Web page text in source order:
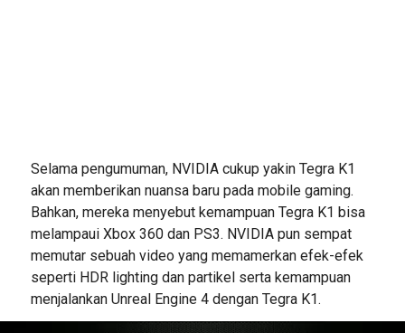
Selama pengumuman, NVIDIA cukup yakin Tegra K1
akan memberikan nuansa baru pada mobile gaming.
Bahkan, mereka menyebut kemampuan Tegra K1 bisa
melampaui Xbox 360 dan PS3. NVIDIA pun sempat
memutar sebuah video yang memamerkan efek-efek
seperti HDR lighting dan partikel serta kemampuan
menjalankan Unreal Engine 4 dengan Tegra K1.